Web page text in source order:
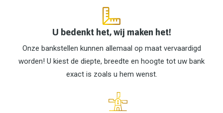
U bedenkt het, wij maken het!
Onze bankstellen kunnen allemaal op maat vervaardigd
worden! U kiest de diepte, breedte en hoogte tot uw bank
exact is zoals u hem wenst.